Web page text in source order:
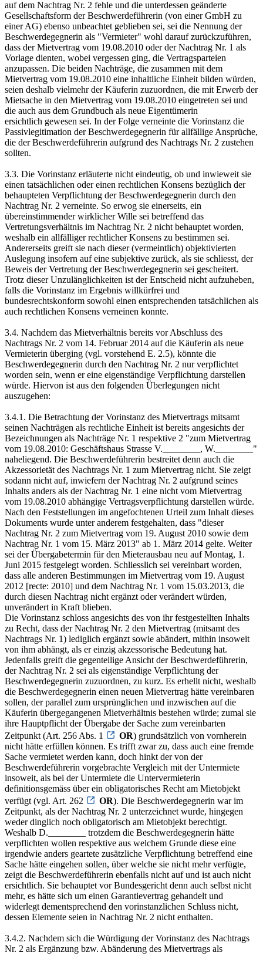
auf dem Nachtrag Nr. 2 fehle und die unterdessen geänderte
Gesellschaftsform der Beschwerdeführerin (von einer GmbH zu
einer AG) ebenso unbeachtet geblieben sei, sei die Nennung der
Beschwerdegegnerin als "Vermieter" wohl darauf zurückzuführen,
dass der Mietvertrag vom 19.08.2010 oder der Nachtrag Nr. 1 als
Vorlage dienten, wobei vergessen ging, die Vertragsparteien
anzupassen. Die beiden Nachträge, die zusammen mit dem
Mietvertrag vom 19.08.2010 eine inhaltliche Einheit bilden würden,
seien deshalb vielmehr der Käuferin zuzuordnen, die mit Erwerb der
Mietsache in den Mietvertrag vom 19.08.2010 eingetreten sei und
die auch aus dem Grundbuch als neue Eigentümerin
ersichtlich gewesen sei. In der Folge verneinte die Vorinstanz die
Passivlegitimation der Beschwerdegegnerin für allfällige Ansprüche,
die der Beschwerdeführerin aufgrund des Nachtrags Nr. 2 zustehen
sollten.
3.3. Die Vorinstanz erläuterte nicht eindeutig, ob und inwieweit sie
einen tatsächlichen oder einen rechtlichen Konsens bezüglich der
behaupteten Verpflichtung der Beschwerdegegnerin durch den
Nachtrag Nr. 2 verneinte. So erwog sie einerseits, ein
übereinstimmender wirklicher Wille sei betreffend das
Vertretungsverhältnis im Nachtrag Nr. 2 nicht behauptet worden,
weshalb ein allfälliger rechtlicher Konsens zu bestimmen sei.
Andererseits greift sie nach dieser (vermeintlich) objektivierten
Auslegung insofern auf eine subjektive zurück, als sie schliesst, der
Beweis der Vertretung der Beschwerdegegnerin sei gescheitert.
Trotz dieser Unzulänglichkeiten ist der Entscheid nicht aufzuheben,
falls die Vorinstanz im Ergebnis willkürfrei und
bundesrechtskonform sowohl einen entsprechenden tatsächlichen als
auch rechtlichen Konsens verneinen konnte.
3.4. Nachdem das Mietverhältnis bereits vor Abschluss des
Nachtrags Nr. 2 vom 14. Februar 2014 auf die Käuferin als neue
Vermieterin überging (vgl. vorstehend E. 2.5), könnte die
Beschwerdegegnerin durch den Nachtrag Nr. 2 nur verpflichtet
worden sein, wenn er eine eigenständige Verpflichtung darstellen
würde. Hiervon ist aus den folgenden Überlegungen nicht
auszugehen:
3.4.1. Die Betrachtung der Vorinstanz des Mietvertrags mitsamt
seinen Nachträgen als rechtliche Einheit ist bereits angesichts der
Bezeichnungen als Nachträge Nr. 1 respektive 2 "zum Mietvertrag
vom 19.08.2010: Geschäftshaus Strasse V.________, W.________"
naheliegend. Die Beschwerdeführerin bestreitet denn auch die
Akzessorietät des Nachtrags Nr. 1 zum Mietvertrag nicht. Sie zeigt
sodann nicht auf, inwiefern der Nachtrag Nr. 2 aufgrund seines
Inhalts anders als der Nachtrag Nr. 1 eine nicht vom Mietvertrag
vom 19.08.2010 abhängige Vertragsverpflichtung darstellen würde.
Nach den Feststellungen im angefochtenen Urteil zum Inhalt dieses
Dokuments wurde unter anderem festgehalten, dass "dieser
Nachtrag Nr. 2 zum Mietvertrag vom 19. August 2010 sowie dem
Nachtrag Nr. 1 vom 15. März 2013" ab 1. März 2014 gelte. Weiter
sei der Übergabetermin für den Mieterausbau neu auf Montag, 1.
Juni 2015 festgelegt worden. Schliesslich sei vereinbart worden,
dass alle anderen Bestimmungen im Mietvertrag vom 19. August
2012 [recte: 2010] und dem Nachtrag Nr. 1 vom 15.03.2013, die
durch diesen Nachtrag nicht ergänzt oder verändert würden,
unverändert in Kraft blieben.
Die Vorinstanz schloss angesichts des von ihr festgestellten Inhalts
zu Recht, dass der Nachtrag Nr. 2 den Mietvertrag (mitsamt des
Nachtrags Nr. 1) lediglich ergänzt sowie abändert, mithin insoweit
von ihm abhängt, als er einzig akzessorische Bedeutung hat.
Jedenfalls greift die gegenteilige Ansicht der Beschwerdeführerin,
der Nachtrag Nr. 2 sei als eigenständige Verpflichtung der
Beschwerdegegnerin zuzuordnen, zu kurz. Es erhellt nicht, weshalb
die Beschwerdegegnerin einen neuen Mietvertrag hätte vereinbaren
sollen, der parallel zum ursprünglichen und inzwischen auf die
Käuferin übergegangenen Mietverhältnis bestehen würde; zumal sie
ihre Hauptpflicht der Übergabe der Sache zum vereinbarten
Zeitpunkt (Art. 256 Abs. 1
OR) grundsätzlich von vornherein
nicht hätte erfüllen können. Es trifft zwar zu, dass auch eine fremde
Sache vermietet werden kann, doch hinkt der von der
Beschwerdeführerin vorgebrachte Vergleich mit der Untermiete
insoweit, als bei der Untermiete die Untervermieterin
definitionsgemäss über ein obligatorisches Recht am Mietobjekt
verfügt (vgl. Art. 262
OR). Die Beschwerdegegnerin war im
Zeitpunkt, als der Nachtrag Nr. 2 unterzeichnet wurde, hingegen
weder dinglich noch obligatorisch am Mietobjekt berechtigt.
Weshalb D.________ trotzdem die Beschwerdegegnerin hätte
verpflichten wollen respektive aus welchem Grunde diese eine
irgendwie anders geartete zusätzliche Verpflichtung betreffend eine
Sache hätte eingehen sollen, über welche sie nicht mehr verfügte,
zeigt die Beschwerdeführerin ebenfalls nicht auf und ist auch nicht
ersichtlich. Sie behauptet vor Bundesgericht denn auch selbst nicht
mehr, es hätte sich um einen Garantievertrag gehandelt und
widerlegt dementsprechend den vorinstanzlichen Schluss nicht,
dessen Elemente seien in Nachtrag Nr. 2 nicht enthalten.
3.4.2. Nachdem sich die Würdigung der Vorinstanz des Nachtrags
Nr. 2 als Ergänzung bzw. Abänderung des Mietvertrags als